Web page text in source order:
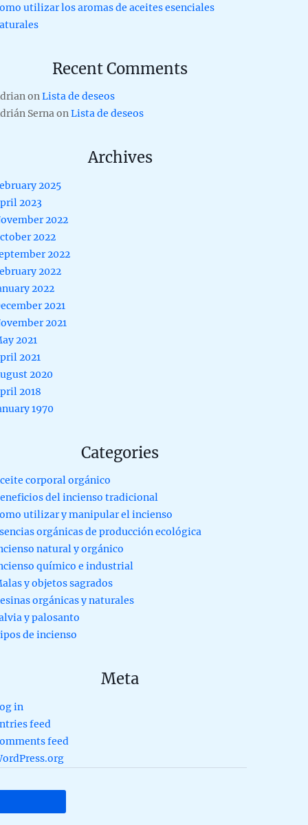
utilizar los aromas de aceites esenciales
Recent Comments
onLista de deseos
SernaonLista de deseos
Archives
2025
2023
2022
2022
2022
2022
2022
2021
2021
2021
2021
2020
2018
1970
Categories
corporal orgánico
del incienso tradicional
utilizar y manipular el incienso
orgánicas de producción ecológica
natural y orgánico
químico e industrial
y objetos sagrados
orgánicas y naturales
y palosanto
de incienso
Meta
in
feed
feed